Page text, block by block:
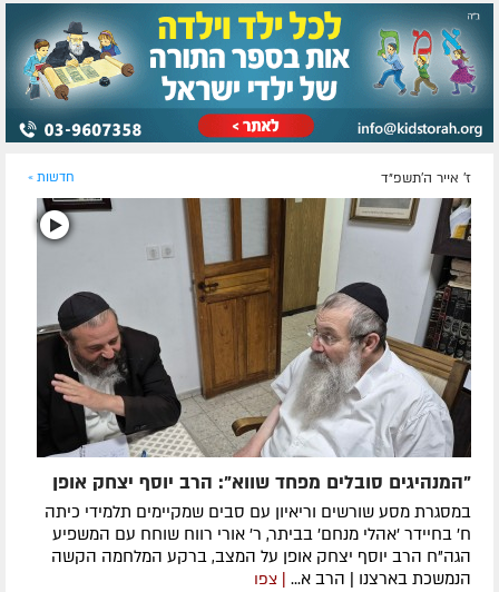
ז' אייר ה׳תשפ״ד חדשות »
"המנהיגים סובלים מפחד שווא": הרב יוסף יצחק אופן
במסגרת מסע שורשים וריאיון עם סבים שמקיימים תלמידי כיתה
ח' בחיידר 'אהלי מנחם' בביתר, ר' אורי רווח שוחח עם המשפיע
הגה"ח הרב יוסף יצחק אופן על המצב, ברקע המלחמה הקשה
הנמשכת בארצנו | הרב א... | צפו